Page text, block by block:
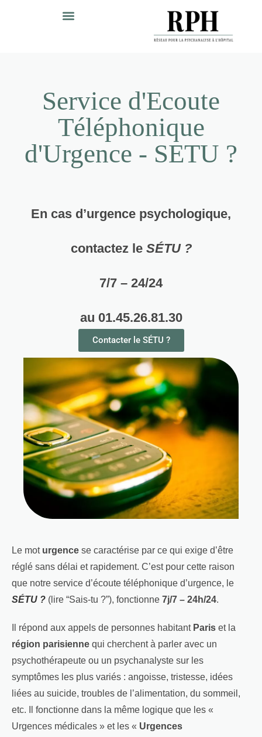
Service d'Ecoute
Téléphonique
d'Urgence - SETU ?
En cas d’urgence psychologique,
contactez le SÉTU ?
7/7 – 24/24
au 01.45.26.81.30
Contacter le SÉTU ?
Le mot urgence se caractérise par ce qui exige d’être
réglé sans délai et rapidement. C’est pour cette raison
que notre service d’écoute téléphonique d’urgence, le
SÉTU ? (lire “Sais-tu ?”), fonctionne 7j/7 – 24h/24.
Il répond aux appels de personnes habitant Paris et la
région parisienne qui cherchent à parler avec un
psychothérapeute ou un psychanalyste sur les
symptômes les plus variés : angoisse, tristesse, idées
liées au suicide, troubles de l’alimentation, du sommeil,
etc. Il fonctionne dans la même logique que les «
Urgences médicales » et les « Urgences